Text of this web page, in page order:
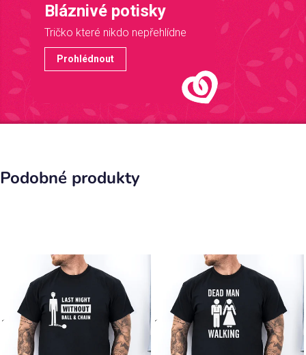
Bláznivé potisky
Tričko které nikdo nepřehlídne
Prohlédnout
Podobné produkty